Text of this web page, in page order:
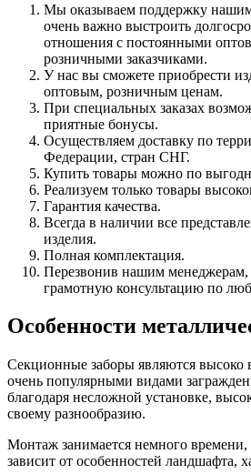
Мы оказываем поддержку нашим
очень важно выстроить
отношения с постоянными
розничными заказчиками.
У нас вы сможете приобрести
оптовым, розничным ценам.
При специальных заказах
приятные бонусы.
Осуществляем доставку по
Федерации, стран СНГ.
Купить товары можно по
Реализуем только товары
Гарантия качества.
Всегда в наличии все
изделия.
Полная комплектация.
Перезвонив нашим
грамотную консультацию по
Особенности
Секционные заборы являются высоко
очень популярными видами
благодаря несложной установке,
своему разнообразию.
Монтаж занимается немного времени,
зависит от особенностей ландшафта,